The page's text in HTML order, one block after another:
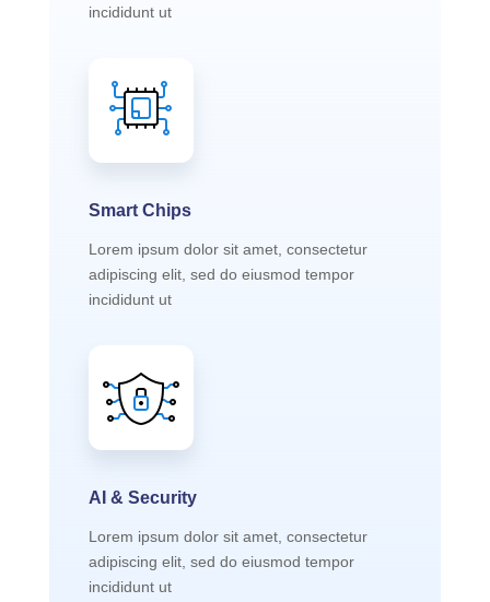
incididunt ut
Smart Chips
Lorem ipsum dolor sit amet, consectetur
adipiscing elit, sed do eiusmod tempor
incididunt ut
AI & Security
Lorem ipsum dolor sit amet, consectetur
adipiscing elit, sed do eiusmod tempor
incididunt ut